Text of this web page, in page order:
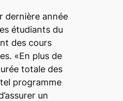
dernière année
étudiants du
des cours
«En plus de
totale des
programme
un